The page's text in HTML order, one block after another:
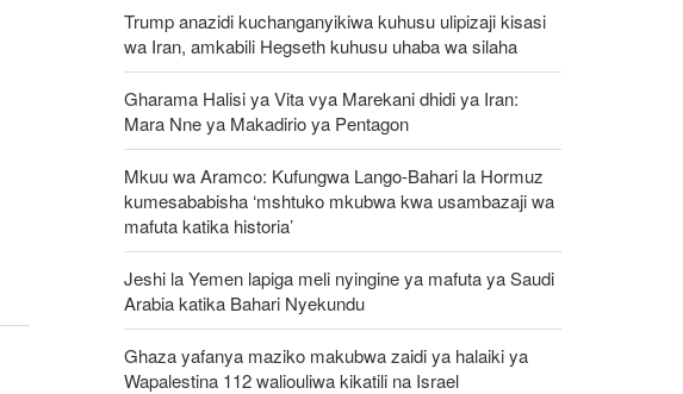
Trump anazidi kuchanganyikiwa kuhusu ulipizaji kisasi
wa Iran, amkabili Hegseth kuhusu uhaba wa silaha
Gharama Halisi ya Vita vya Marekani dhidi ya Iran:
Mara Nne ya Makadirio ya Pentagon
Mkuu wa Aramco: Kufungwa Lango-Bahari la Hormuz
kumesababisha ‘mshtuko mkubwa kwa usambazaji wa
mafuta katika historia’
Jeshi la Yemen lapiga meli nyingine ya mafuta ya Saudi
Arabia katika Bahari Nyekundu
Ghaza yafanya maziko makubwa zaidi ya halaiki ya
Wapalestina 112 waliouliwa kikatili na Israel